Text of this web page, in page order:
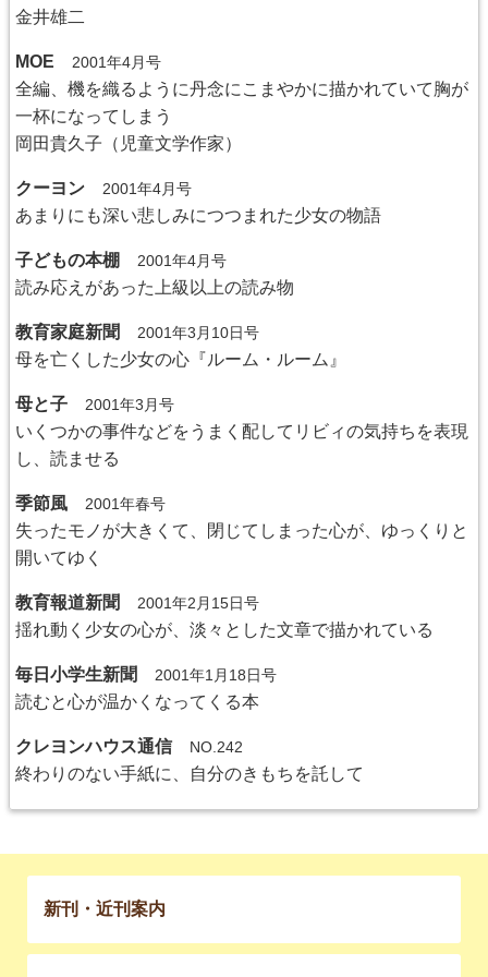
金井雄二
MOE 2001年4月号
全編、機を織るように丹念にこまやかに描かれていて胸が
一杯になってしまう
岡田貴久子（児童文学作家）
クーヨン 2001年4月号
あまりにも深い悲しみにつつまれた少女の物語
子どもの本棚 2001年4月号
読み応えがあった上級以上の読み物
教育家庭新聞 2001年3月10日号
母を亡くした少女の心『ルーム・ルーム』
母と子 2001年3月号
いくつかの事件などをうまく配してリビィの気持ちを表現
し、読ませる
季節風 2001年春号
失ったモノが大きくて、閉じてしまった心が、ゆっくりと
開いてゆく
教育報道新聞 2001年2月15日号
揺れ動く少女の心が、淡々とした文章で描かれている
毎日小学生新聞 2001年1月18日号
読むと心が温かくなってくる本
クレヨンハウス通信 NO.242
終わりのない手紙に、自分のきもちを託して
新刊・近刊案内